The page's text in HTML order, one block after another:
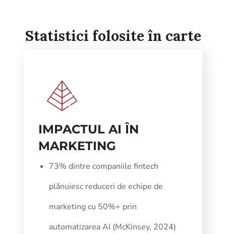
Statistici folosite în carte
IMPACTUL AI ÎN
MARKETING
73% dintre companiile fintech
plănuiesc reduceri de echipe de
marketing cu 50%+ prin
automatizarea AI (McKinsey, 2024)